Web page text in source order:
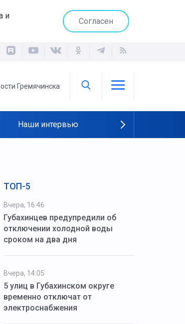
и
Согласен
Гремячинска
Наши интервью
ТОП-5
Вчера, 16:46
Губахинцев предупредили об
отключении холодной воды
сроком на два дня
Вчера, 14:05
5 улиц в Губахинском округе
временно отключат от
электроснабжения